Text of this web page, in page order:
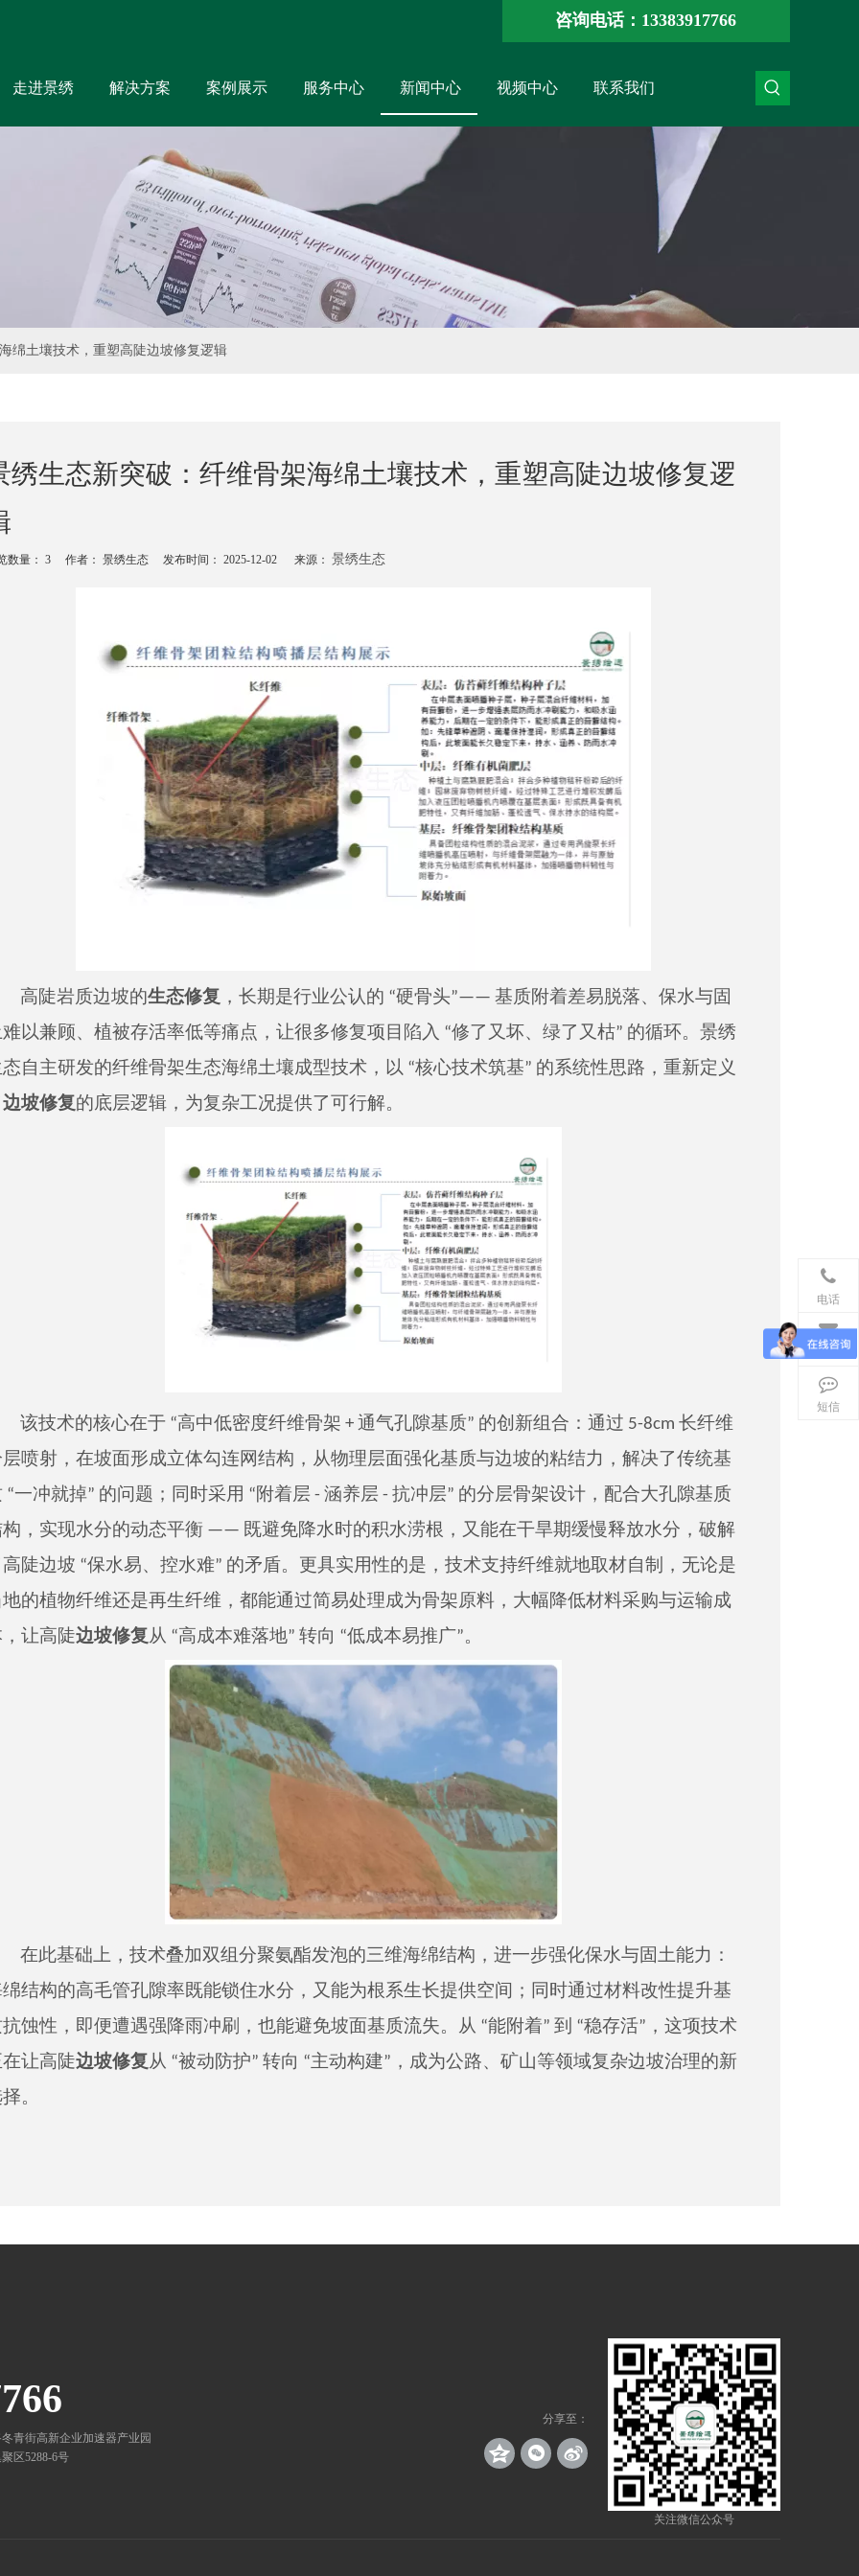
咨询电话：13383917766
走进景绣 解决方案 案例展示 服务中心 新闻中心 视频中心 联系我们
绵土壤技术，重塑高陡边坡修复逻辑
绣生态新突破：纤维骨架海绵土壤技术，重塑高陡边坡修复逻
数量： 3 作者： 景绣生态 发布时间： 2025-12-02 来源： 景绣生态
高陡岩质边坡的生态修复 ，长期是行业公认的 “硬骨头”—— 基质附着差易脱落、保水与固
以兼顾、植被存活率低等痛点，让很多修复项目陷入 “修了又坏、绿了又枯” 的循环。景绣
自主研发的纤维骨架生态海绵土壤成型技术，以 “核心技术筑基” 的系统性思路，重新定义
边坡修复的底层逻辑，为复杂工况提供了可行解。
该技术的核心在于 “高中低密度纤维骨架 + 通气孔隙基质” 的创新组合：通过 5-8cm 长纤维
喷射，在坡面形成立体勾连网结构，从物理层面强化基质与边坡的粘结力，解决 了 传统基
“一冲就掉” 的问题；同时采用 “附着层 - 涵养层 - 抗冲层” 的分层骨架设计，配合大孔隙基质
，实现水分的动态平衡 —— 既避免降水时的积水涝根，又能在干旱期缓慢释放水分，破解
陡边坡 “保水易、控水难” 的矛盾。更具实用性的是，技术支持纤维就地取材自制，无论是
的植物纤维还是再生纤维，都能通过简易处理成为骨架原料，大幅降低材料采购与运输成
让高陡边坡修复 从 “高成本难落地” 转向 “低成本易推广”。
在此基础上，技术叠加双组分聚氨酯发泡的三维海绵结构，进一步强化保水与固土能力：
结构的高毛管孔隙率既能锁住水分，又能为根系生长提供空间；同时通过材料改性提升基
蚀性，即便遭遇强降雨冲刷，也能避免坡面基质流失。从 “能附着” 到 “稳存活”，这项技术
让高陡边坡修复从 “被动防护” 转向 “主动构建”，成为公路、矿山等领域复杂边坡治理的新
。
青街高新企业加速器产业园
区5288-6号
分享至：
关注微信公众号
电话
邮箱
短信